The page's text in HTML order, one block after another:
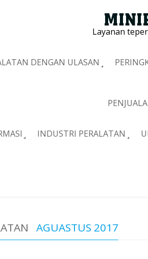
Layanan
DENGAN ULASAN
INDUSTRI PERALATAN
AGUASTUS 2017